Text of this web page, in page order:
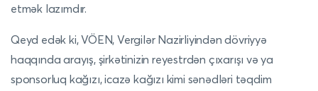
etmək lazımdır.
Qeyd edək ki, VÖEN, Vergilər Nazirliyindən dövriyyə
haqqında arayış, şirkətinizin reyestrdən çıxarışı və ya
sponsorluq kağızı, icazə kağızı kimi sənədləri təqdim